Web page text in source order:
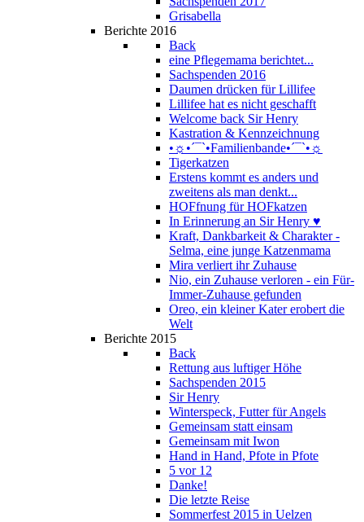
Grisabella
Berichte 2016
Back
eine Pflegemama berichtet...
Sachspenden 2016
Daumen drücken für Lillifee
Lillifee hat es nicht geschafft
Welcome back Sir Henry
Kastration & Kennzeichnung
•☼•´¯`•Familienbande•´¯`•☼
Tigerkatzen
Erstens kommt es anders und
zweitens als man denkt...
HOFfnung für HOFkatzen
In Erinnerung an Sir Henry ♥
Kraft, Dankbarkeit & Charakter -
Selma, eine junge Katzenmama
Mira verliert ihr Zuhause
Nio, ein Zuhause verloren - ein Für-
Immer-Zuhause gefunden
Oreo, ein kleiner Kater erobert die
Welt
Berichte 2015
Back
Rettung aus luftiger Höhe
Sachspenden 2015
Sir Henry
Winterspeck, Futter für Angels
Gemeinsam statt einsam
Gemeinsam mit Iwon
Hand in Hand, Pfote in Pfote
5 vor 12
Danke!
Die letzte Reise
Sommerfest 2015 in Uelzen